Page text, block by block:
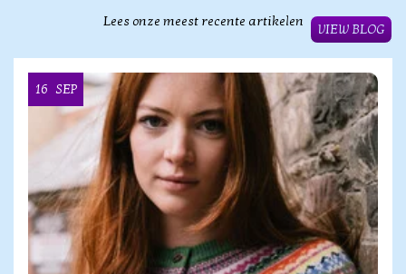
Lees onze meest recente artikelen
VIEW BLOG
16 SEP